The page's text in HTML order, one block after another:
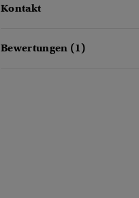
Kontakt
Bewertungen (1)